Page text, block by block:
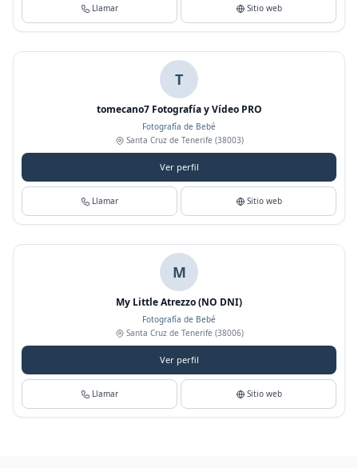
Llamar Sitio web
T
tomecano7 Fotografía y Vídeo PRO
Fotografía de Bebé
Santa Cruz de Tenerife (38003)
Ver perfil
Llamar Sitio web
M
My Little Atrezzo (NO DNI)
Fotografía de Bebé
Santa Cruz de Tenerife (38006)
Ver perfil
Llamar Sitio web